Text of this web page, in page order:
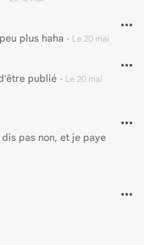
plus haha • Le 20 mai
publié • Le 20 mai
pas non, et je paye